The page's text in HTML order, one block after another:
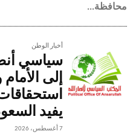
محافظة...
أخبار الوطن
سياسي
إلى
يفيد
7 أغسطس، 2026